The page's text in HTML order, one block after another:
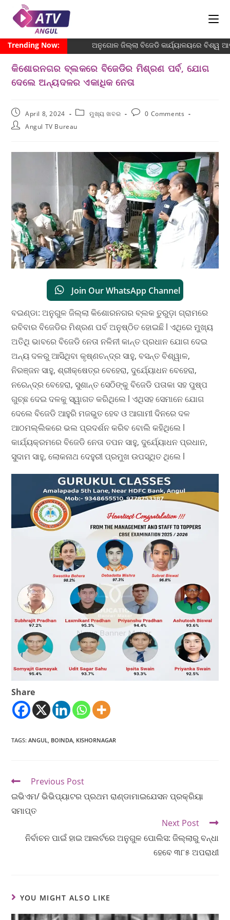
Trending Now: ଅନୁଗୋଳ ଜିଲ୍ଲା ବିଜେଡି କାର୍ଯ୍ୟାଳୟରେ ବିଶ୍ୱ
କିଶୋରନଗର ବ୍ଲକରେ ବିଜେଡିର ମିଶ୍ରଣ ପର୍ବ, ଯୋଗ
ଦେଲେ ଅନ୍ୟଦଳର ଏକାଧିକ ନେତା
April 8, 2024 ମୁଖ୍ୟ ଖବର
0 Comments
Angul TV Bureau
Join Our WhatsApp Channel
ବଇଣ୍ଡା: ଅନୁଗୁଳ ଜିଲ୍ଲା କିଶୋରନଗର ବ୍ଲକ ତୁରୁଡ଼ା ଗ୍ରାମରେ
ରବିବାର ବିଜେଡିର ମିଶ୍ରଣ ପର୍ବ ଅନୁଷ୍ଠିତ ହୋଇଛି l ଏଥିରେ ମୁଖ୍ୟ
ଅତିଥି ଭାବରେ ବିଜେଡି ନେତା ନଳିନୀ କାନ୍ତ ପ୍ରଧାନ ଯୋଗ ଦେଇ
ଅନ୍ୟ ଦଳରୁ ଆସିଥିବା କୃଷ୍ଣଚନ୍ଦ୍ର ସାହୁ, ବସନ୍ତ ବିଶ୍ୱାଳ,
ନିରଞ୍ଜନ ସାହୁ, ଶ୍ରୀକ୍ଷେତ୍ର ବେହେରା, ଦୁର୍ଯ୍ୟୋଧନ ବେହେରା,
ନରେନ୍ଦ୍ର ବେହେରା, ସୁଶାନ୍ତ ସେଠିଙ୍କୁ ବିଜେଡି ପତାକା ସହ ପୁଷ୍ପ
ଗୁଚ୍ଛ ଦେଇ ଦଳକୁ ସ୍ୱାଗତ କରିଥିଲେ l ଏଥିସହ ସେମାନେ ଯୋଗ
ଦେଲେ ବିଜେଡି ଆହୁରି ମଜଭୁତ ହେବ ଓ ଆଗାମୀ ଦିନରେ ଦଳ
ଆଠମଲ୍ଲିକରେ ଭଲ ପ୍ରଦର୍ଶନ କରିବ ବୋଲି କହିଥିଲେ l
କାର୍ଯ୍ୟକ୍ରମରେ ବିଜେଡି ନେତା ତପନ ସାହୁ, ଦୁର୍ଯ୍ୟୋଧନ ପ୍ରଧାନ,
ସୁଦାମ ସାହୁ, ଲୋକନାଥ ଦେହୁରୀ ପ୍ରମୁଖ ଉପସ୍ଥିତ ଥିଲେ l
Share
TAGS:ANGUL BOINDA KISHORNAGAR
Previous Post
ଇଭିଏମ/ ଭିଭିପ୍ୟାଟର ପ୍ରଥମ ରାଣ୍ଡାମାଇଯେସନ ପ୍ରକ୍ରିୟା
ସମାପ୍ତ
Next Post
ନିର୍ବାଚନ ପାଇଁ ହାଇ ଆଲର୍ଟରେ ଅନୁଗୁଳ ପୋଲିସ: ଜିଲ୍ଲାରୁ ବନ୍ଧା
ହେବେ ୩୮୫ ଅପରାଧୀ
YOU MIGHT ALSO LIKE